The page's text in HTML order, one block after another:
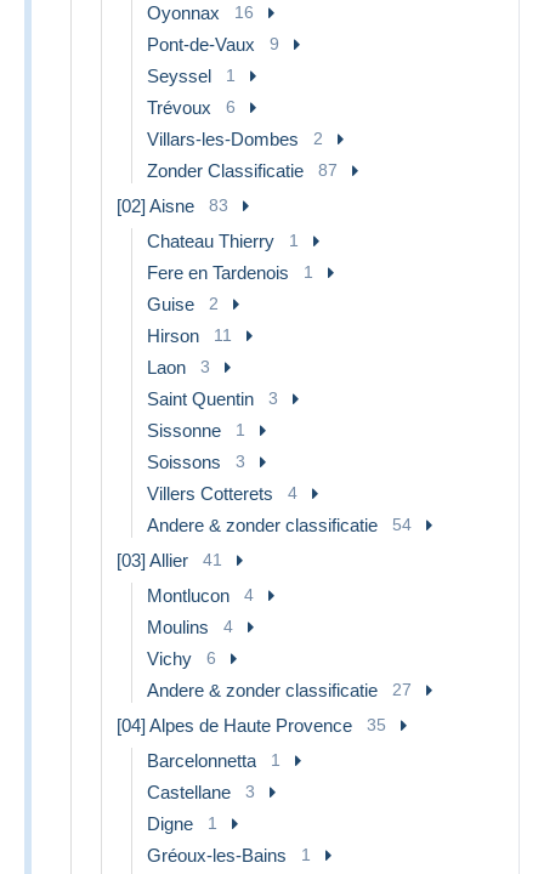
Oyonnax 16
Pont-de-Vaux 9
Seyssel 1
Trévoux 6
Villars-les-Dombes 2
Zonder Classificatie 87
[02] Aisne 83
Chateau Thierry 1
Fere en Tardenois 1
Guise 2
Hirson 11
Laon 3
Saint Quentin 3
Sissonne 1
Soissons 3
Villers Cotterets 4
Andere & zonder classificatie 54
[03] Allier 41
Montlucon 4
Moulins 4
Vichy 6
Andere & zonder classificatie 27
[04] Alpes de Haute Provence 35
Barcelonnetta 1
Castellane 3
Digne 1
Gréoux-les-Bains 1